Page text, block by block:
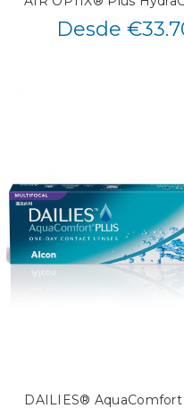
Desde
DAILIES®